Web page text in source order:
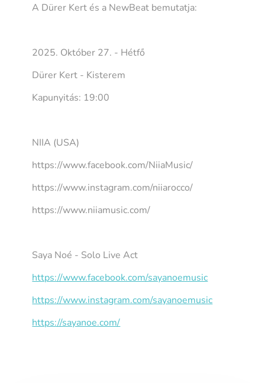
A Dürer Kert és a NewBeat bemutatja:
2025. Október 27. - Hétfő
Dürer Kert - Kisterem
Kapunyitás: 19:00
NIIA (USA)
https://www.facebook.com/NiiaMusic/
https://www.instagram.com/niiarocco/
https://www.niiamusic.com/
Saya Noé - Solo Live Act
https://www.facebook.com/sayanoemusic
https://www.instagram.com/sayanoemusic
https://sayanoe.com/